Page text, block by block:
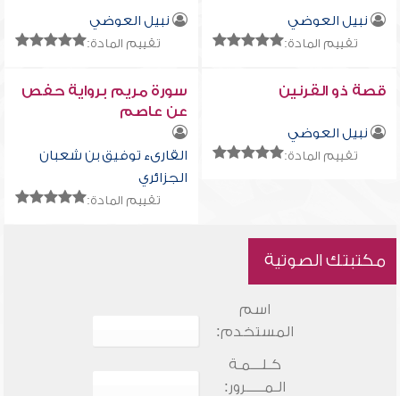
نبيل العوضي
تقييم المادة:
نبيل العوضي
تقييم المادة:
قصة ذو القرنين
نبيل العوضي
تقييم المادة:
سورة مريم برواية حفص
عن عاصم
القارىء توفيق بن شعبان
الجزائري
تقييم المادة:
مكتبتك الصوتية
اسم
المستخدم:
كـلـــمـة
الـمـــــرور: